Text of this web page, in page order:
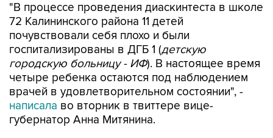
"В процессе проведения диаскинтеста в школе
72 Калининского района 11 детей
почувствовали себя плохо и были
госпитализированы в ДГБ 1 (детскую
городскую больницу - ИФ). В настоящее время
четыре ребенка остаются под наблюдением
врачей в удовлетворительном состоянии", -
написала во вторник в твиттере вице-
губернатор Анна Митянина.